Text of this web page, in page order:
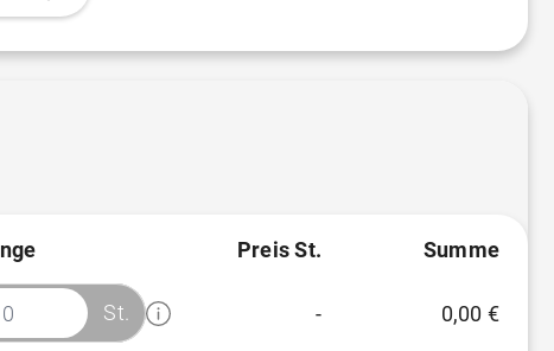
Preis St. Summe
St. - 0,00 €